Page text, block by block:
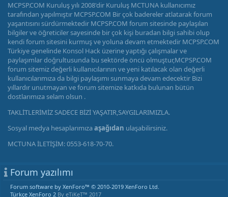
MCPSP.COM Kuruluş yılı 2008'dir Kuruluş MCTUNA kullanıcımız
tarafından yapılmıştır MCPSP.COM Bir çok badereler atlatarak forum
yaşantısını sürdürmektedir MCPSP.COM forum sitesinde paylaşılan
bilgiler ve öğreticiler sayesinde bir çok kişi buradan bilgi sahibi olup
kendi forum sitesini kurmuş ve yoluna devam etmektedir MCPSP.COM
Türkiye genelinde Konsol Hack üzerine yaptığı çalışmalar ve
paylaşımlar doğrultusunda bu sektörde öncü olmuştur,MCPSP.COM
forum sitemiz değerli kullanıcılarının ve yeni katılacak olan değerli
kullanıcılarımıza da bilgi paylaşımı sunmaya devam edecektir Bizi
yıllardır unutmayan ve forum sitemize katkıda bulunan bütün
dostlarımıza selam olsun .
TAKLİTLERİMİZ SADECE BİZİ YAŞATIR,SAYGILARIMIZLA.
Sosyal medya hesaplarımızaaşağıdan ulaşabilirsiniz.
MCTUNA İLETİŞİM: 0553-618-70-70.
Forum yazılımı
Forum software by XenForo™ © 2010-2019 XenForo Ltd.
Türkçe XenForo 2 By eTiKeT™ 2017